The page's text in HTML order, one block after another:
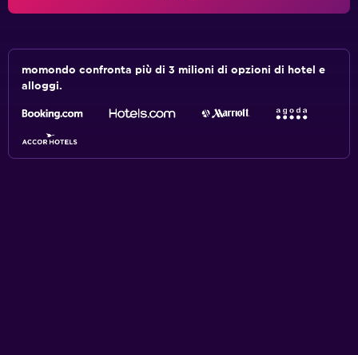
momondo confronta più di 3 milioni di opzioni di hotel e
alloggi.